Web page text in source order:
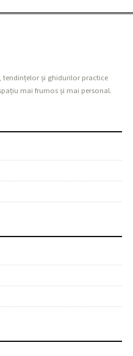
și ghidurilor practice
mai frumos și mai personal.